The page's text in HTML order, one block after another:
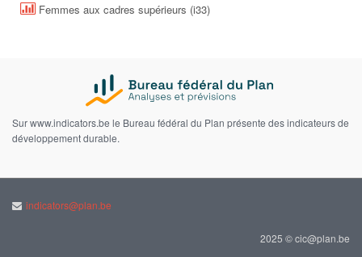
Femmes aux cadres supérieurs (i33)
Sur www.indicators.be le Bureau fédéral du Plan présente des indicateurs de
développement durable.
indicators@plan.be
2025 © cic@plan.be